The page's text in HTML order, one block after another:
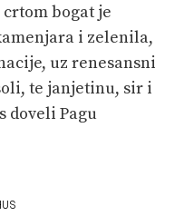
bogat je
i zelenila,
uz renesansni
te janjetinu, sir i
doveli Pagu